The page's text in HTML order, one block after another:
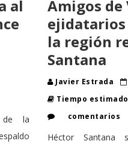
al
de la
Amigos
ejidatarios
la región
Santana
Javier Estrada
Tiempo
comentarios
Héctor Santana